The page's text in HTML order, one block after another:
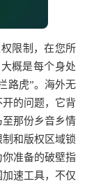
限制，在您所
概是每个身处
路虎”。海外无
的问题，它背
那份乡音乡情
和版权区域锁
准备的破壁指
速工具，不仅